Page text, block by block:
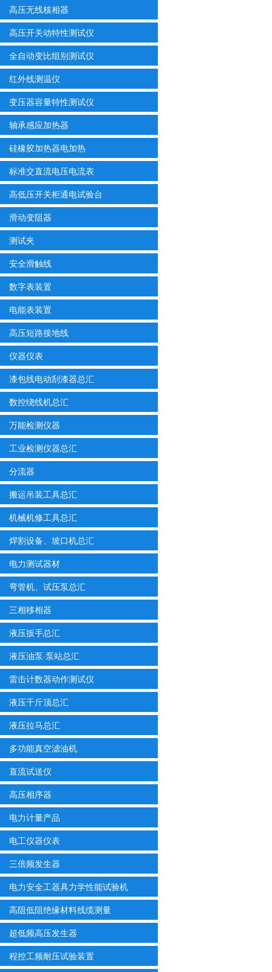
高压无线核相器
高压开关动特性测试仪
全自动变比组别测试仪
红外线测温仪
变压器容量特性测试仪
轴承感应加热器
硅橡胶加热器电加热
标准交直流电压电流表
高低压开关柜通电试验台
滑动变阻器
测试夹
安全滑触线
数字表装置
电能表装置
高压短路接地线
仪器仪表
漆包线电动刮漆器总汇
数控绕线机总汇
万能检测仪器
工业检测仪器总汇
分流器
搬运吊装工具总汇
机械机修工具总汇
焊割设备、坡口机总汇
电力测试器材
弯管机、试压泵总汇
三相移相器
液压扳手总汇
液压油泵·泵站总汇
雷击计数器动作测试仪
液压千斤顶总汇
液压拉马总汇
多功能真空滤油机
直流试送仪
高压相序器
电力计量产品
电工仪器仪表
三倍频发生器
电力安全工器具力学性能试验机
高阻低阻绝缘材料线缆测量
超低频高压发生器
程控工频耐压试验装置